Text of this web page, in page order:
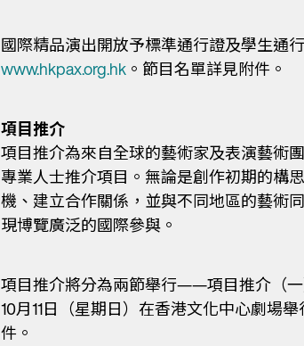
國際精品演出開放予標準通行證及學生通
www.hkpax.org.hk 。節目名單詳見附件。
項目推介
項目推介為來自全球的藝術家及表演藝術
專業人士推介項目。無論是創作初期的構
機、建立合作關係，並與不同地區的藝術
現博覽廣泛的國際參與。
項目推介將分為兩節舉行——項目推介（
10月11日（星期日）在香港文化中心劇場
件。